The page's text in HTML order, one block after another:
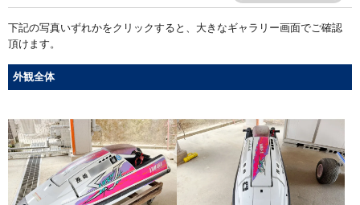
下記の写真いずれかをクリックすると、大きなギャラリー画面でご確認
頂けます。
外観全体